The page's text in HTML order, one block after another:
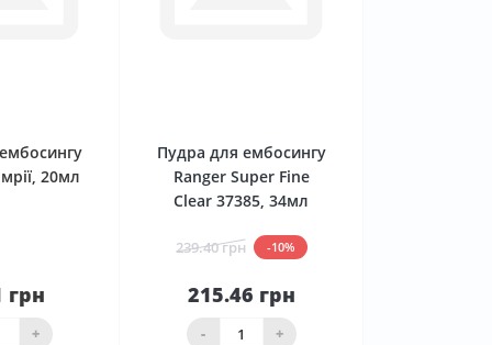
20мл
грн
+
Пудра для ембосингу
Ranger Super Fine
Clear 37385, 34мл
239.40 грн -10%
215.46 грн
- +
До
кошика